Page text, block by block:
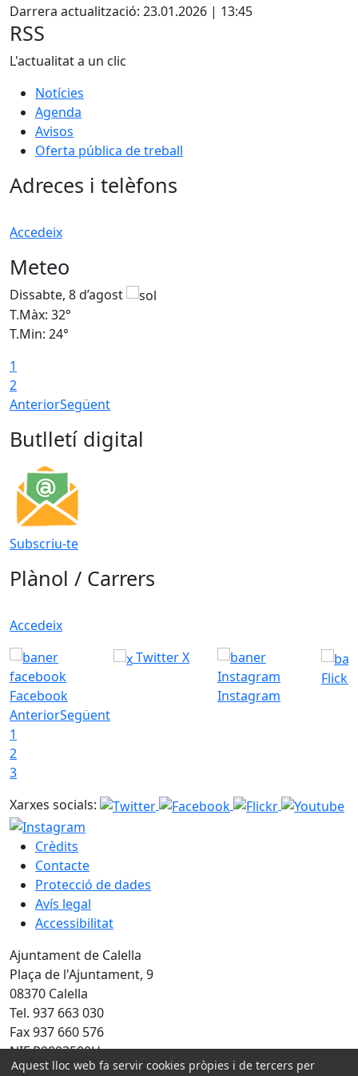
Darrera actualització: 23.01.2026 | 13:45
RSS
L'actualitat a un clic
Notícies
Agenda
Avisos
Oferta pública de treball
Adreces i telèfons
Accedeix
Meteo
Dissabte, 8 d’agost
T.Màx: 32°
T.Min: 24°
1
2
AnteriorSegüent
Butlletí digital
Subscriu-te
Plànol / Carrers
Accedeix
Facebook
Twitter X
Instagram
Flickr
AnteriorSegüent
1
2
3
Xarxes socials:
Crèdits
Contacte
Protecció de dades
Avís legal
Accessibilitat
Ajuntament de Calella
Plaça de l'Ajuntament, 9
08370 Calella
Tel. 937 663 030
Fax 937 660 576
NIF P0803500H
Aquest lloc web fa servir cookies pròpies i de tercers per